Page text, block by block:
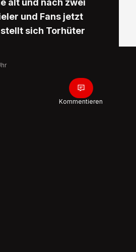
alt und nach zwei
und Fans jetzt
sich Torhüter
Kommentieren